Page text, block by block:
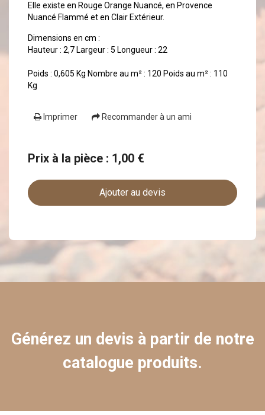
Elle existe en Rouge Orange Nuancé, en Provence
Nuancé Flammé et en Clair Extérieur.
Dimensions en cm :
Hauteur : 2,7 Largeur : 5 Longueur : 22
Poids : 0,605 Kg Nombre au m² : 120 Poids au m² : 110
Kg
Imprimer Recommander à un ami
Prix à la pièce : 1,00 €
Ajouter au devis
Générez un devis à partir de notre
catalogue produits.